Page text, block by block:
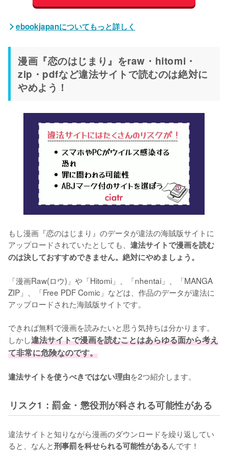
ebookjapanについてもっと詳しく
漫画『恋のはじまり』をraw・hitomi・
zip・pdfなど違法サイトで読むのは絶対に
やめよう！
もし漫画『恋のはじまり』のデータが違法の海賊版サイトに
アップロードされていたとしても、 違法サイトで漫画を読む
のは決しておすすめできません。絶対にやめましょう。
「漫画Raw(ロウ)」や「Hitomi」、「nhentai」、「MANGA
ZIP」、「Free PDF Comic」などは、作品のデータが違法に
アップロードされた海賊版サイトです。
できれば無料で漫画を読みたいと思う気持ちは分かります。
しかし違法サイトで漫画を読むことはあらゆる面から考え
て非常に危険なのです。
違法サイトを使うべきではない理由を2つ紹介します。
リスク1：罰金・懲役刑が科される可能性がある
違法サイトと知りながら漫画のダウンロードを繰り返してい
ると、なんと刑事罰を科せられる可能性があるんです！